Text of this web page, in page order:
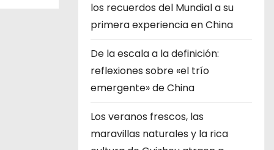
los recuerdos del Mundial a su
primera experiencia en China
De la escala a la definición:
reflexiones sobre «el trío
emergente» de China
Los veranos frescos, las
maravillas naturales y la rica